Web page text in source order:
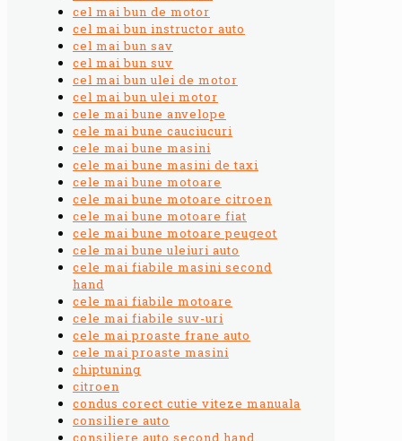
cel mai bun de motor
cel mai bun instructor auto
cel mai bun sav
cel mai bun suv
cel mai bun ulei de motor
cel mai bun ulei motor
cele mai bune anvelope
cele mai bune cauciucuri
cele mai bune masini
cele mai bune masini de taxi
cele mai bune motoare
cele mai bune motoare citroen
cele mai bune motoare fiat
cele mai bune motoare peugeot
cele mai bune uleiuri auto
cele mai fiabile masini second
hand
cele mai fiabile motoare
cele mai fiabile suv-uri
cele mai proaste frane auto
cele mai proaste masini
chiptuning
citroen
condus corect cutie viteze manuala
consiliere auto
consiliere auto second hand